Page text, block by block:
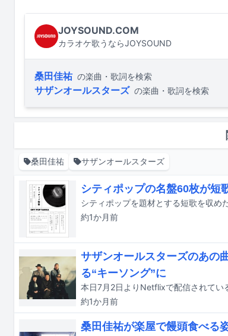
JOYSOUND.COM
カラオケ歌うならJOYSOUND
桑田佳祐 の楽曲・歌詞を検索
サザンオールスターズ の楽曲・歌詞を検索
桑田佳祐 サザンオールスターズ
シティポップの名盤60枚が短
シティポップを題材とする短歌を収め
約1か月前
サザンオールスターズのあの
る“キーソング”に
約1か月前
桑田佳祐が楽屋で饅頭食べる